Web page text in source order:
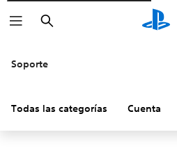
Buscar
Soporte
Todas las categorías Cuenta